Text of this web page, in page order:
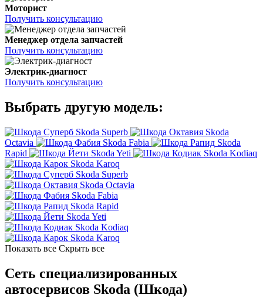
Моторист
Получить консультацию
Менеджер отдела запчастей
Получить консультацию
Электрик-диагност
Получить консультацию
Выбрать другую модель:
Skoda Superb
Skoda
Octavia
Skoda Fabia
Skoda
Rapid
Skoda Yeti
Skoda Kodiaq
Skoda Karoq
Skoda Superb
Skoda Octavia
Skoda Fabia
Skoda Rapid
Skoda Yeti
Skoda Kodiaq
Skoda Karoq
Показать все Скрыть все
Сеть специализированных
автосервисов Skoda (Шкода)